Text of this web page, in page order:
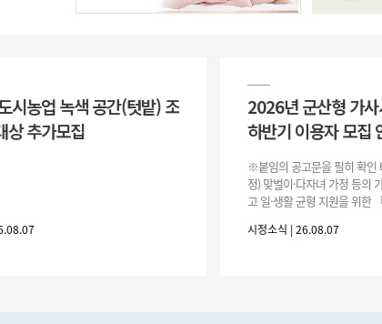
2026년 도시농업 녹색 공간(텃밭) 조
성 사업 대상 추가모집
시정소식 | 26.08.07
2026년 군
하반기 이용
※붙임의 공고문
정) 맞벌이·다자
고 일·생활 균형
니 많은 참여 바랍
시정소식 |